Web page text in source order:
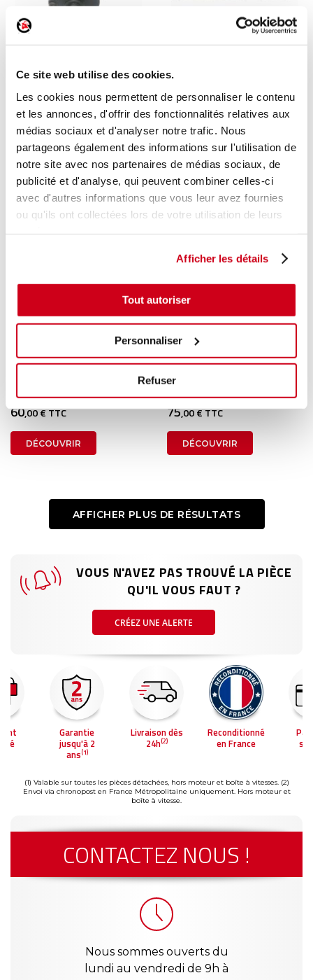
Ce site web utilise des cookies.
Les cookies nous permettent de personnaliser le contenu
et les annonces, d'offrir des fonctionnalités relatives aux
médias sociaux et d'analyser notre trafic. Nous
partageons également des informations sur l'utilisation de
notre site avec nos partenaires de médias sociaux, de
publicité et d'analyse, qui peuvent combiner celles-ci
avec d'autres informations que vous leur avez fournies
ou qu'ils ont collectées lors de votre utilisation de leurs
Afficher les détails
Tout autoriser
Personnaliser
Refuser
1 en stock
PEUGEOT 207 CC 2007
200,00 € TTC
DÉCOUVRIR
1 en stock
MINI MINI 3 F54 2018
180 ,00 € TTC
DÉCOUVRIR
60,00 € TTC
DÉCOUVRIR
Lève-vitre manuel avant
gauche
75,00 € TTC
DÉCOUVRIR
AFFICHER PLUS DE RÉSULTATS
VOUS N'AVEZ PAS TROUVÉ LA PIÈCE
QU'IL VOUS FAUT ?
CRÉEZ UNE ALERTE
Garantie
jusqu'à 2
ans(1)
Livraison dès
24h(2)
Reconditionné
en France
(1) Valable sur toutes les pièces détachées, hors moteur et boîte à vitesses. (2)
Envoi via chronopost en France Métropolitaine uniquement. Hors moteur et
boîte à vitesse.
CONTACTEZ NOUS !
Nous sommes ouverts du
lundi au vendredi de 9h à